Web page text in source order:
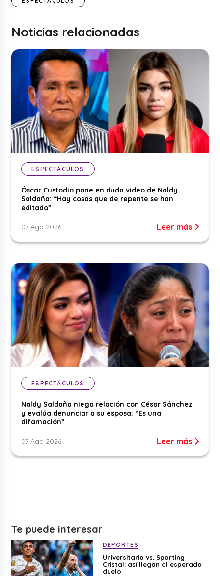
Noticias relacionadas
ESPECTÁCULOS
Óscar Custodio pone en duda video de Naldy
Saldaña: “Hay cosas que de repente se han
editado”
07 Ago 2026 Leer más
ESPECTÁCULOS
Naldy Saldaña niega relación con César Sánchez
y evalúa denunciar a su esposa: “Es una
difamación”
07 Ago 2026 Leer más
Te puede interesar
DEPORTES
Universitario vs. Sporting
Cristal: así llegan al esperado
duelo